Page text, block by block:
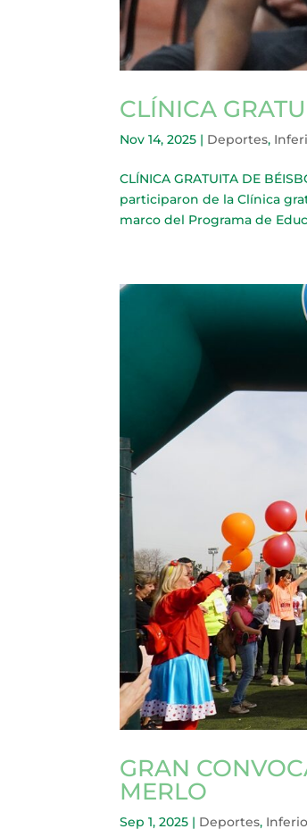
CLÍNICA
Nov 14, 2025 | Deportes,
CLÍNICA GRATUITA DE
participaron de la Clínica
marco del Programa de
GRAN
MERLO
Sep 1, 2025 | Deportes,